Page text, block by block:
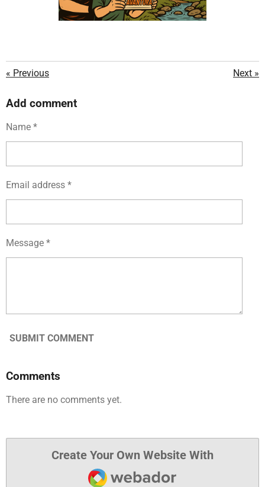
« Previous Next »
Add comment
Name *
Email address *
Message *
SUBMIT COMMENT
Comments
There are no comments yet.
Create Your Own Website With
Webador